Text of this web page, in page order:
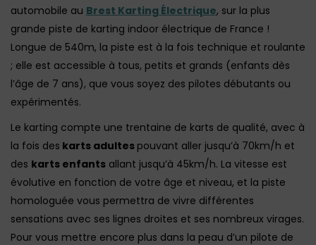
automobile au Brest Karting Électrique, sur la plus
grande piste de karting indoor électrique de France !
Longue de 540m, la piste est à la fois technique et roulante
; elle est accessible à tous, petits et grands (enfants dès
l’âge de 7 ans), que vous soyez des pilotes débutants ou
expérimentés.
Le karting compte une trentaine de karts de qualité, avec à
la fois des karts adultes pouvant aller jusqu’à 70km/h et
des karts enfants allant jusqu’à 45km/h. La vitesse est
évolutive en fonction de votre âge et niveau, et la piste
homologuée vous permettra de vivre différentes
sensations avec ses lignes droites et ses nombreux virages.
Pour vous mettre encore plus dans la peau d’un pilote de